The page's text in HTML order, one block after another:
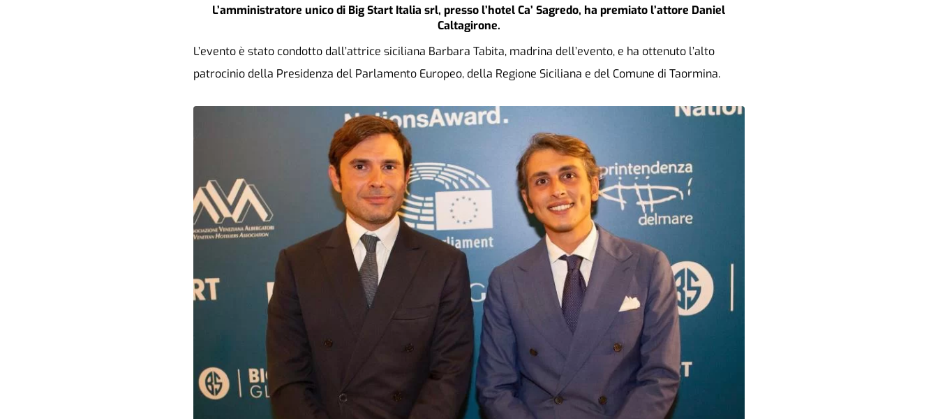
L’amministratore unico di Big Start Italia srl, presso l’hotel Ca’ Sagredo, ha premiato l’attore Daniel
Caltagirone.
L’evento è stato condotto dall’attrice siciliana Barbara Tabita, madrina dell’evento, e ha ottenuto l’alto
patrocinio della Presidenza del Parlamento Europeo, della Regione Siciliana e del Comune di Taormina.